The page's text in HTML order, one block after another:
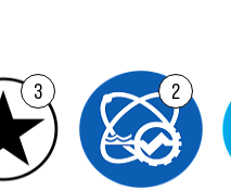
3 2